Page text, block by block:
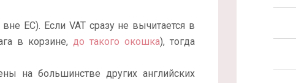
ЕС). Если VAT сразу не вычитается в
в корзине, до такого окошка), тогда
на большинстве других английских